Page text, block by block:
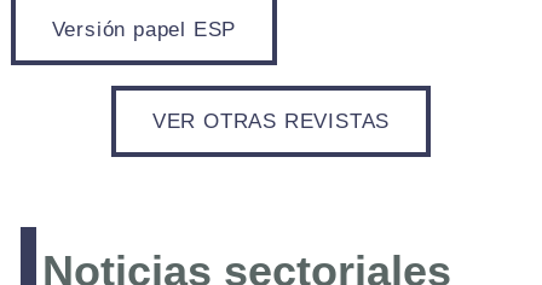
Versión papel ESP
VER OTRAS REVISTAS
Noticias sectoriales